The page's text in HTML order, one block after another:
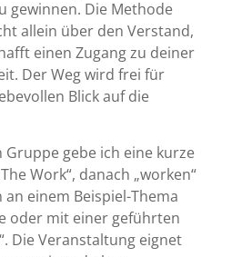
gewinnen. Die Methode
allein über den Verstand,
einen Zugang zu deiner
Der Weg wird frei für
Blick auf die
Gruppe gebe ich eine kurze
Work“, danach „worken“
einem Beispiel-Thema
oder mit einer geführten
Die Veranstaltung eignet